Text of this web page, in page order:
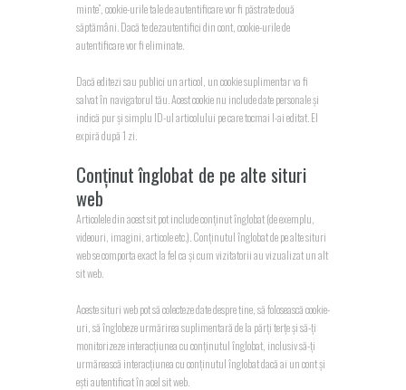
minte”, cookie-urile tale de autentificare vor fi păstrate două
săptămâni. Dacă te dezautentifici din cont, cookie-urile de
autentificare vor fi eliminate.
Dacă editezi sau publici un articol, un cookie suplimentar va fi
salvat în navigatorul tău. Acest cookie nu include date personale și
indică pur și simplu ID-ul articolului pe care tocmai l-ai editat. El
expiră după 1 zi.
Conținut înglobat de pe alte situri
web
Articolele din acest sit pot include conținut înglobat (de exemplu,
videouri, imagini, articole etc.). Conținutul înglobat de pe alte situri
web se comporta exact la fel ca și cum vizitatorii au vizualizat un alt
sit web.
Aceste situri web pot să colecteze date despre tine, să folosească cookie-
uri, să înglobeze urmărirea suplimentară de la părți terțe și să-ți
monitorizeze interacțiunea cu conținutul înglobat, inclusiv să-ți
urmărească interacțiunea cu conținutul înglobat dacă ai un cont și
ești autentificat în acel sit web.